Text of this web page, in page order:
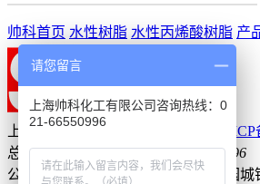
帅科首页 水性树脂 水性丙烯酸树脂 产
上海帅科化工有限公司
沪
总部电话：400-1355-115021-66550996
公司地址：上海市宝山区城市工业园城
请您留言
上海帅科化工有限公司咨询热线：0
21-66550996